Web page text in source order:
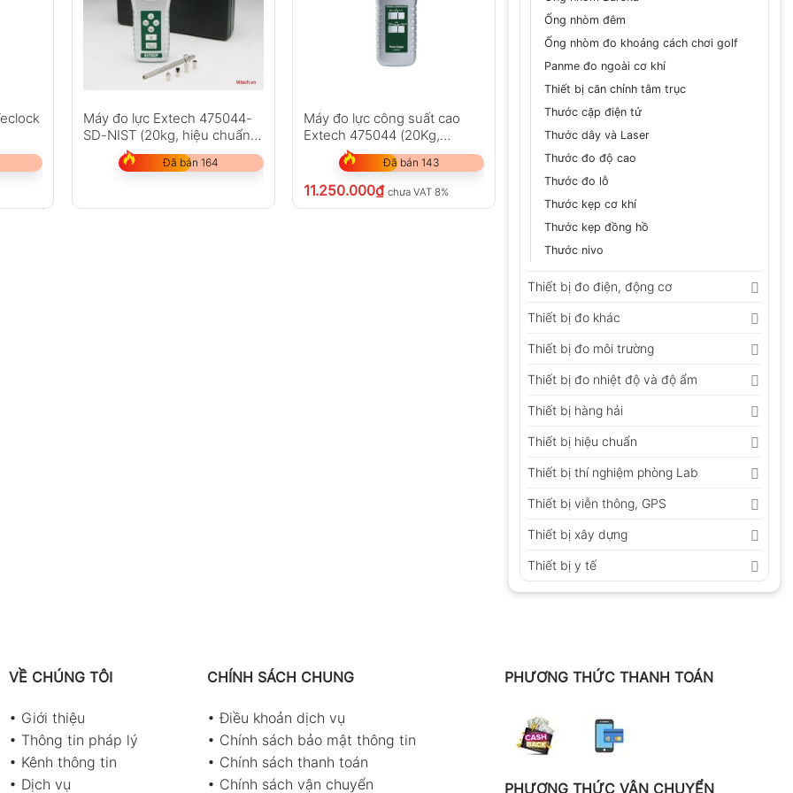
Ống nhòm đêm
Ống nhòm đo khoảng cách chơi golf
Panme đo ngoài cơ khí
Thiết bị căn chỉnh tâm trục
Thước cặp điện tử
Thước dây và Laser
Thước đo độ cao
Thước đo lỗ
Thước kẹp cơ khí
Thước kẹp đồng hồ
Thước nivo
Thiết bị đo điện, động cơ
Thiết bị đo khác
Thiết bị đo môi trường
Thiết bị đo nhiệt độ và độ ẩm
Thiết bị hàng hải
Thiết bị hiệu chuẩn
Thiết bị thí nghiệm phòng Lab
Thiết bị viễn thông, GPS
Thiết bị xây dựng
Thiết bị y tế
Máy đo lực Extech 475044-
SD-NIST (20kg, hiệu chuẩn
Đã bán 164
Máy đo lực công suất cao
Extech 475044 (20Kg,
196,1N)
Đã bán 143
11.250.000₫ chưa VAT 8%
VỀ CHÚNG TÔI
• Giới thiệu
• Thông tin pháp lý
• Kênh thông tin
• Dịch vụ
CHÍNH SÁCH CHUNG
•Điều khoản dịch vụ
• Chính sách bảo mật thông tin
• Chính sách thanh toán
• Chính sách vận chuyển
PHƯƠNG THỨC THANH TOÁN
PHƯƠNG THỨC VẬN CHUYỂN